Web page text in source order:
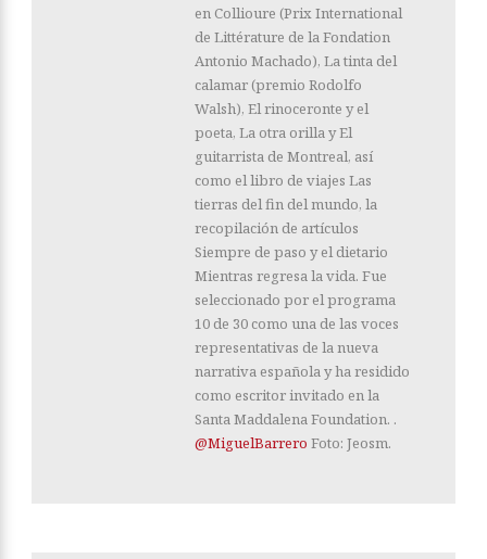
en Collioure (Prix International
de Littérature de la Fondation
Antonio Machado), La tinta del
calamar (premio Rodolfo
Walsh), El rinoceronte y el
poeta, La otra orilla y El
guitarrista de Montreal, así
como el libro de viajes Las
tierras del fin del mundo, la
recopilación de artículos
Siempre de paso y el dietario
Mientras regresa la vida. Fue
seleccionado por el programa
10 de 30 como una de las voces
representativas de la nueva
narrativa española y ha residido
como escritor invitado en la
Santa Maddalena Foundation. .
@MiguelBarrero Foto: Jeosm.